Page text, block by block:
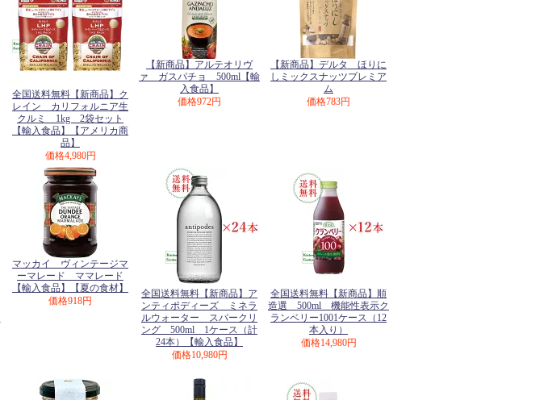
全国送料無料【新商品】ク
レイン カリフォルニア生
クルミ 1kg 2袋セット
【輸入食品】【アメリカ商
品】
価格4,980円
【新商品】アルテオリヴ
ァ ガスパチョ 500ml【輸
入食品】
価格972円
【新商品】デルタ ほりに
しミックスナッツプレミア
ム
価格783円
マッカイ ヴィンテージマ
ーマレード ママレード
【輸入食品】【夏の食材】
価格918円
全国送料無料【新商品】ア
ンティポディーズ ミネラ
ルウォーター スパークリ
ング 500ml 1ケース（計
24本）【輸入食品】
価格10,980円
全国送料無料【新商品】順
造選 500ml 機能性表示ク
ランベリー1001ケース（12
本入り）
価格14,980円